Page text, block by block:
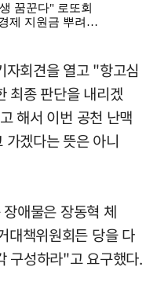
자회견을 열고 "항고심
최종 판단을 내리겠
해서 이번 공천 난맥
겠다는 뜻은 아니
애물은 장동혁 체
대책위원회든 당을 다
구성하라"고 요구했다.